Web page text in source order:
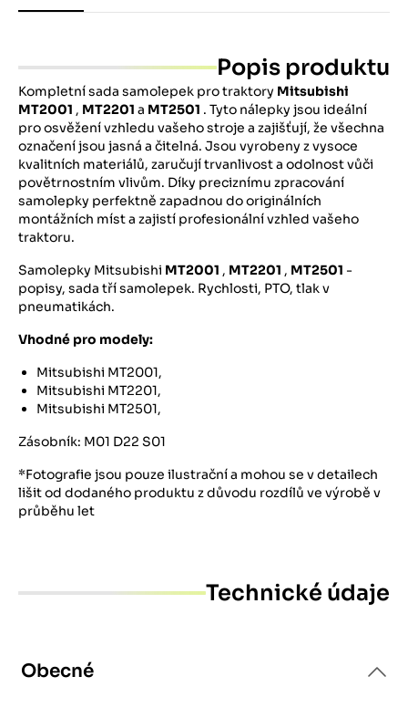
Popis produktu
Kompletní sada samolepek pro traktory Mitsubishi
MT2001 , MT2201 a MT2501 . Tyto nálepky jsou ideální
pro osvěžení vzhledu vašeho stroje a zajišťují, že všechna
označení jsou jasná a čitelná. Jsou vyrobeny z vysoce
kvalitních materiálů, zaručují trvanlivost a odolnost vůči
povětrnostním vlivům. Díky preciznímu zpracování
samolepky perfektně zapadnou do originálních
montážních míst a zajistí profesionální vzhled vašeho
traktoru.
Samolepky Mitsubishi MT2001 , MT2201 , MT2501 -
popisy, sada tří samolepek. Rychlosti, PTO, tlak v
pneumatikách.
Vhodné pro modely:
Mitsubishi MT2001,
Mitsubishi MT2201,
Mitsubishi MT2501,
Zásobník: M01 D22 S01
*Fotografie jsou pouze ilustrační a mohou se v detailech
lišit od dodaného produktu z důvodu rozdílů ve výrobě v
průběhu let
Technické údaje
Obecné